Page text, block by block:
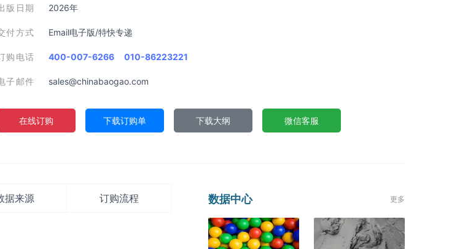
版日期 2026年
付方式 Email电子版/特快专递
购电话 400-007-6266 010-86223221
子邮件 sales@chinabaogao.com
在线订购 下载订购单 下载大纲 微信客服
据来源 订购流程 数据中心 更多